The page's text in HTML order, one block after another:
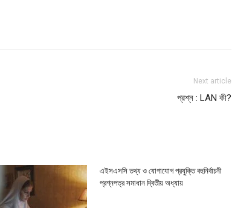
Next article
প্রশ্ন : LAN কী?
এইসএসসি তথ্য ও যোগাযোগ প্রযুক্তি বহুনির্বাচনী
প্রশ্নপত্র সমাধান দ্বিতীয় অধ্যায়